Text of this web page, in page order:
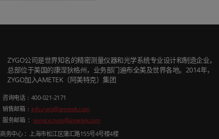
ZYGO公司是世界知名的精密测量仪器和光学系统专业设计和制造企业，
总部位于美国的康涅狄格州，业务部门遍布全美及世界各地。2014年，
ZYGO加入AMETEK（阿美特克）集团
咨询电话: 400-021-2171
销售邮箱 : info.zygo@ametek.com
服务邮箱 ： service.zygo@ametek.com
商务中心 ：上海市松江区蒲汇路155号4号楼4楼